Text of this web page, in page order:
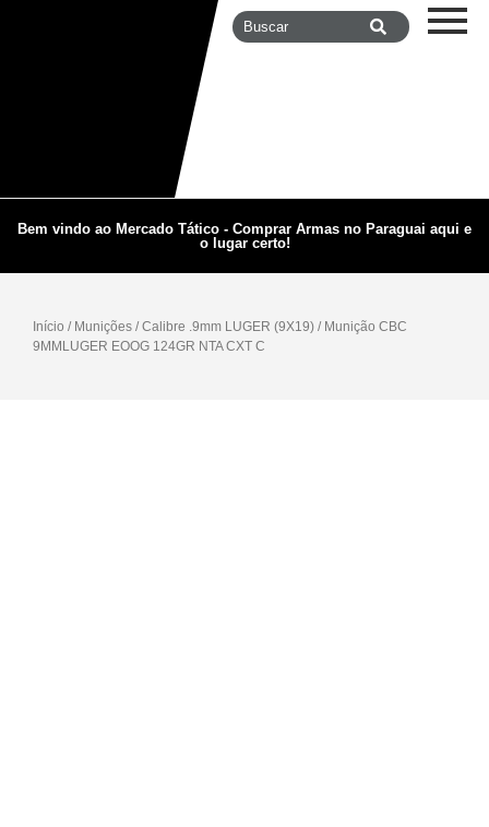
Bem vindo ao Mercado Tático - Comprar Armas no Paraguai aqui e
o lugar certo!
Início / Munições /Calibre .9mm LUGER (9X19) / Munição CBC
9MMLUGER EOOG 124GR NTA CXT C